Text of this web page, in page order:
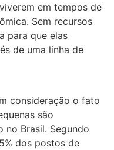
em tempos de
Sem recursos
para que elas
de uma linha de
consideração o fato
são
no Brasil. Segundo
dos postos de